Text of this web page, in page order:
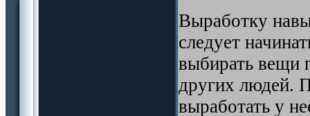
Выработку
следует
выбирать вещи
других людей.
выработать у